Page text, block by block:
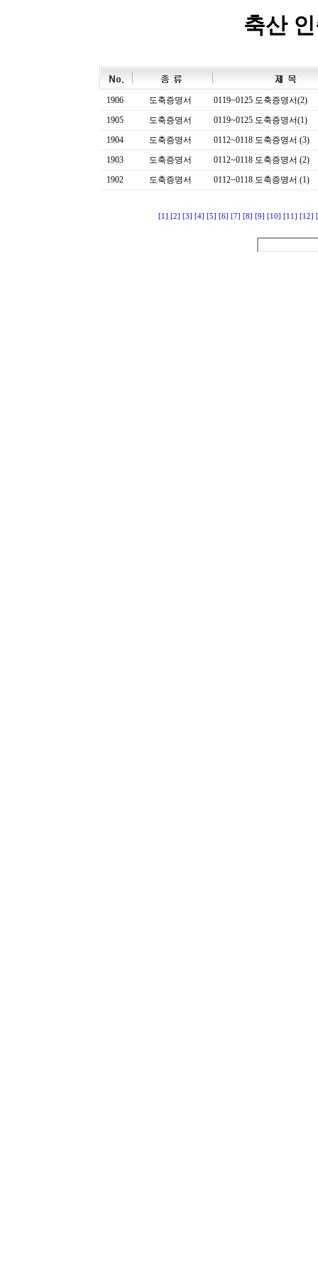
축산
1906 도축증명서
0119~0125 도축증명서(2)
1905
도축증명서
0119~0125 도축증명서(1)
1904
도축증명서
0112~0118 도축증명서 (3)
1903
도축증명서
0112~0118 도축증명서 (2)
1902
도축증명서 0112~0118 도축증명서 (1)
[1] [2] [3] [4] [5] [6] [7] [8] [9] [10] [11] [12]